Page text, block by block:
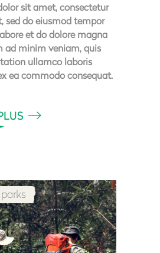
sit amet, consectetur
sed do eiusmod tempor
et do dolore magna
ad minim veniam, quis
ullamco laboris
ea commodo consequat.